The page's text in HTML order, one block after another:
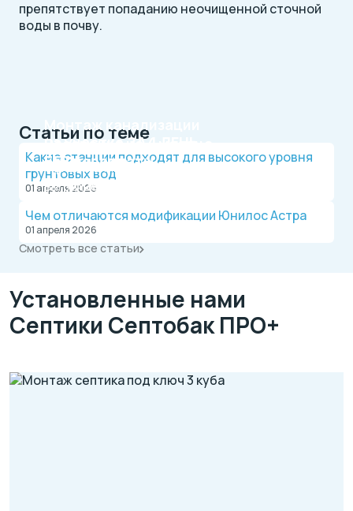
препятствует попаданию неочищенной сточной
воды в почву.
Монтаж канализации
на участкеЗА 1 ДЕНЬ
Официальный дилер, работаем по договору.
Оплата после монтажа.
Рассрочка на 4 месяца
БЕЗ переплаты
Выгодные условия на монтаж канализации и
Статьи по теме
Какие станции подходят для высокого уровня
грунтовых вод
01 апреля 2026
Чем отличаются модификации Юнилос Астра
01 апреля 2026
Смотреть все статьи
Установленные нами
Септики Септобак ПРО+